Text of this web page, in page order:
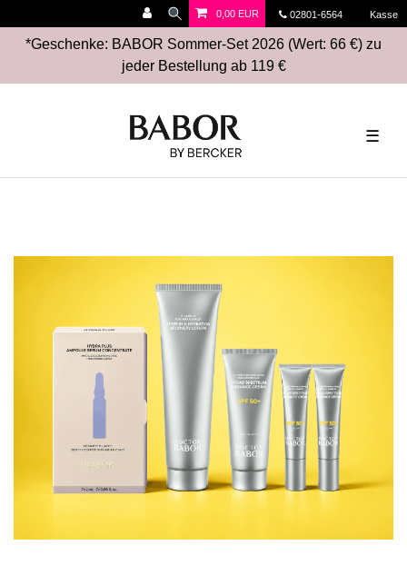
02801-6564 Kasse
0,00 EUR
*Geschenke: BABOR Sommer-Set 2026 (Wert: 66 €) zu
jeder Bestellung ab 119 €
☰